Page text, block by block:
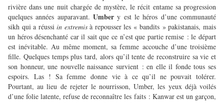
rivière dans une nuit chargée de mystère, le récit entame sa progression
quelques années auparavant. Umber y est le héros d’une communauté
sikh qui a réussiin extremisà repousser les « bandits » pakistanais, mais
un héros désenchanté car il sait que ce n’est que partie remise : le départ
est inévitable. Au même moment, sa femme accouche d’une troisième
fille. Quelques temps plus tard, alors qu’il tente de reconstruire sa vie et
son honneur, une nouvelle naissance survient : en elle il fonde tous ses
espoirs. Las ! Sa femme donne vie à ce qu’il ne pouvait tolérer.
Pourtant, au lieu de rejeter le nourrisson, Umber, les yeux déjà voilés
d’une folie latente, refuse de reconnaître les faits : Kanwar est un garçon,